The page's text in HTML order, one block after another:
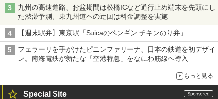
九州の高速道路、お盆期間は松橋ICなど通行止め端末を先頭にし
た渋滞予測。東九州道への迂回は料金調整を実施
【週末駅弁】東京駅「Suicaのペンギン チキンのり弁」
フェラーリを手がけたピニンファリーナ、日本の鉄道を初デザイ
ン。南海電鉄が新たな「空港特急」をなにわ筋線へ導入
もっと見る
Special Site